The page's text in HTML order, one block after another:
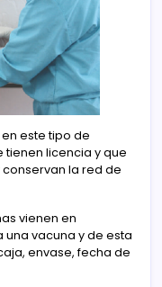
este tipo de
licencia y que
la red de
vienen en
vacuna y de esta
envase, fecha de